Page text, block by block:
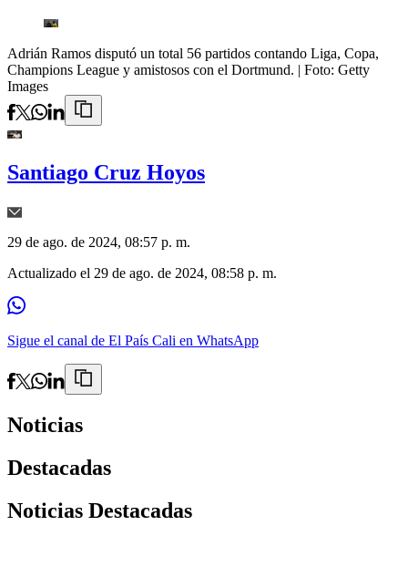
Adrián Ramos disputó un total 56 partidos contando Liga, Copa,
Champions League y amistosos con el Dortmund. | Foto: Getty
Images
Santiago Cruz Hoyos
29 de ago. de 2024, 08:57 p. m.
Actualizado el 29 de ago. de 2024, 08:58 p. m.
Sigue el canal de El País Cali en WhatsApp
Noticias
Destacadas
Noticias Destacadas